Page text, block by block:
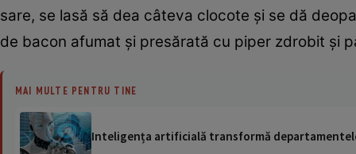
sare, se lasă să dea câteva clocote şi se dă
de bacon afumat şi presărată cu piper zdrobit şi
MAI MULTE PENTRU TINE
Inteligența artificială transformă